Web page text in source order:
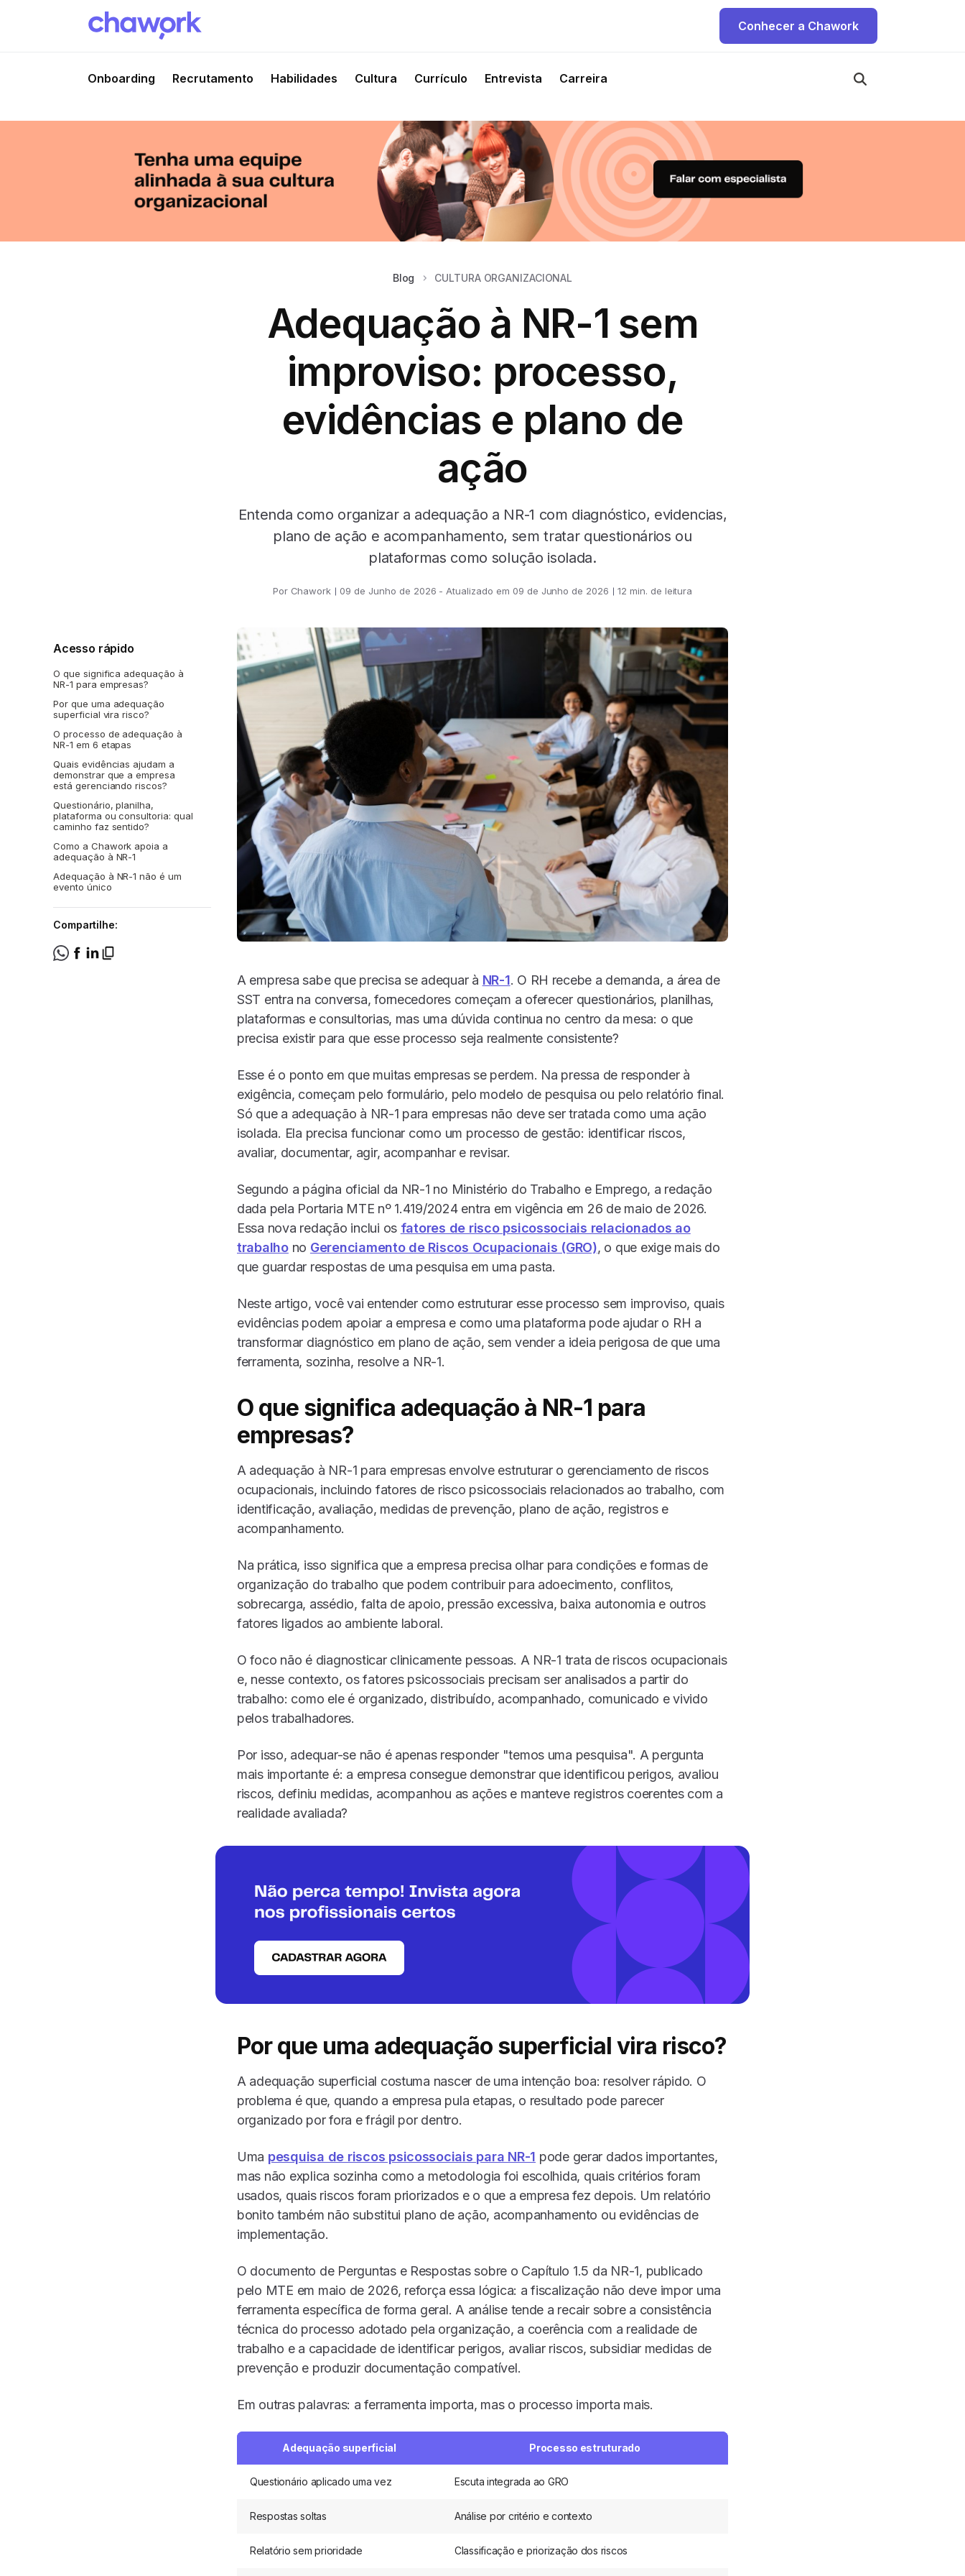
Conhecer a Chawork
Onboarding Recrutamento Habilidades Cultura Currículo Entrevista Carreira
Blog CULTURA ORGANIZACIONAL
Adequação à NR-1 sem
improviso: processo,
evidências e plano de
ação
Entenda como organizar a adequação a NR-1 com diagnóstico, evidencias,
plano de ação e acompanhamento, sem tratar questionários ou
plataformas como solução isolada.
Por Chawork 09 de Junho de 2026 - Atualizado em 09 de Junho de 2026 12 min. de leitura
Acesso rápido
O que significa adequação à
NR-1 para empresas?
Por que uma adequação
superficial vira risco?
O processo de adequação à
NR-1 em 6 etapas
Quais evidências ajudam a
demonstrar que a empresa
está gerenciando riscos?
Questionário, planilha,
plataforma ou consultoria: qual
caminho faz sentido?
Como a Chawork apoia a
adequação à NR-1
Adequação à NR-1 não é um
evento único
Compartilhe:
A empresa sabe que precisa se adequar à NR-1. O RH recebe a demanda, a área de
SST entra na conversa, fornecedores começam a oferecer questionários, planilhas,
plataformas e consultorias, mas uma dúvida continua no centro da mesa: o que
precisa existir para que esse processo seja realmente consistente?
Esse é o ponto em que muitas empresas se perdem. Na pressa de responder à
exigência, começam pelo formulário, pelo modelo de pesquisa ou pelo relatório final.
Só que a adequação à NR-1 para empresas não deve ser tratada como uma ação
isolada. Ela precisa funcionar como um processo de gestão: identificar riscos,
avaliar, documentar, agir, acompanhar e revisar.
Segundo a página oficial da NR-1 no Ministério do Trabalho e Emprego, a redação
dada pela Portaria MTE nº 1.419/2024 entra em vigência em 26 de maio de 2026.
Essa nova redação inclui os fatores de risco psicossociais relacionados ao
trabalhono Gerenciamento de Riscos Ocupacionais (GRO), o que exige mais do
que guardar respostas de uma pesquisa em uma pasta.
Neste artigo, você vai entender como estruturar esse processo sem improviso, quais
evidências podem apoiar a empresa e como uma plataforma pode ajudar o RH a
transformar diagnóstico em plano de ação, sem vender a ideia perigosa de que uma
ferramenta, sozinha, resolve a NR-1.
O que significa adequação à NR-1 para
empresas?
A adequação à NR-1 para empresas envolve estruturar o gerenciamento de riscos
ocupacionais, incluindo fatores de risco psicossociais relacionados ao trabalho, com
identificação, avaliação, medidas de prevenção, plano de ação, registros e
acompanhamento.
Na prática, isso significa que a empresa precisa olhar para condições e formas de
organização do trabalho que podem contribuir para adoecimento, conflitos,
sobrecarga, assédio, falta de apoio, pressão excessiva, baixa autonomia e outros
fatores ligados ao ambiente laboral.
O foco não é diagnosticar clinicamente pessoas. A NR-1 trata de riscos ocupacionais
e, nesse contexto, os fatores psicossociais precisam ser analisados a partir do
trabalho: como ele é organizado, distribuído, acompanhado, comunicado e vivido
pelos trabalhadores.
Por isso, adequar-se não é apenas responder "temos uma pesquisa". A pergunta
mais importante é: a empresa consegue demonstrar que identificou perigos, avaliou
riscos, definiu medidas, acompanhou as ações e manteve registros coerentes com a
realidade avaliada?
Por que uma adequação superficial vira risco?
A adequação superficial costuma nascer de uma intenção boa: resolver rápido. O
problema é que, quando a empresa pula etapas, o resultado pode parecer
organizado por fora e frágil por dentro.
Uma pesquisa de riscos psicossociais para NR-1 pode gerar dados importantes,
mas não explica sozinha como a metodologia foi escolhida, quais critérios foram
usados, quais riscos foram priorizados e o que a empresa fez depois. Um relatório
bonito também não substitui plano de ação, acompanhamento ou evidências de
implementação.
O documento de Perguntas e Respostas sobre o Capítulo 1.5 da NR-1, publicado
pelo MTE em maio de 2026, reforça essa lógica: a fiscalização não deve impor uma
ferramenta específica de forma geral. A análise tende a recair sobre a consistência
técnica do processo adotado pela organização, a coerência com a realidade de
trabalho e a capacidade de identificar perigos, avaliar riscos, subsidiar medidas de
prevenção e produzir documentação compatível.
Em outras palavras: a ferramenta importa, mas o processo importa mais.
Adequação superficial Processo estruturado
Questionário aplicado uma vez Escuta integrada ao GRO
Respostas soltas Análise por critério e contexto
Relatório sem prioridade Classificação e priorização dos riscos